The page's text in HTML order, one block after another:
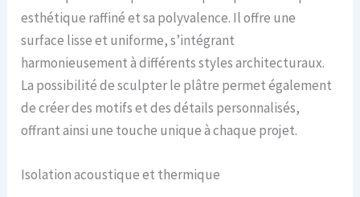
esthétique raffiné et sa polyvalence. Il offre une
surface lisse et uniforme, s’intégrant
harmonieusement à différents styles architecturaux.
La possibilité de sculpter le plâtre permet également
de créer des motifs et des détails personnalisés,
offrant ainsi une touche unique à chaque projet.
Isolation acoustique et thermique